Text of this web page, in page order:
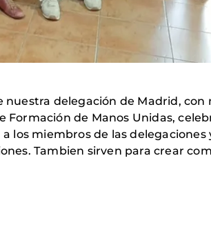
delegación de Madrid, con
de Manos Unidas,
los miembros de las delegaciones
Tambien sirven para crear